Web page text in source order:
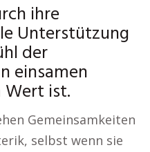
ihre
Unterstützung
der
einsamen
Wert ist.
Gemeinsamkeiten
selbst wenn sie